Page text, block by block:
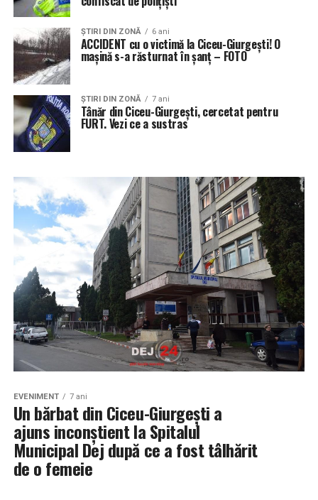
ŞTIRI DIN ZONĂ 6 ani
ACCIDENT cu o victimă la Ciceu-Giurgești! O
mașină s-a răsturnat în șanț – FOTO
ŞTIRI DIN ZONĂ 7 ani
Tânăr din Ciceu-Giurgești, cercetat pentru
FURT. Vezi ce a sustras
EVENIMENT 7 ani
Un bărbat din Ciceu-Giurgești a
ajuns inconștient la Spitalul
Municipal Dej după ce a fost tâlhărit
de o femeie